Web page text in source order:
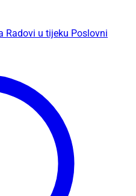
Radovi u tijeku Poslovni